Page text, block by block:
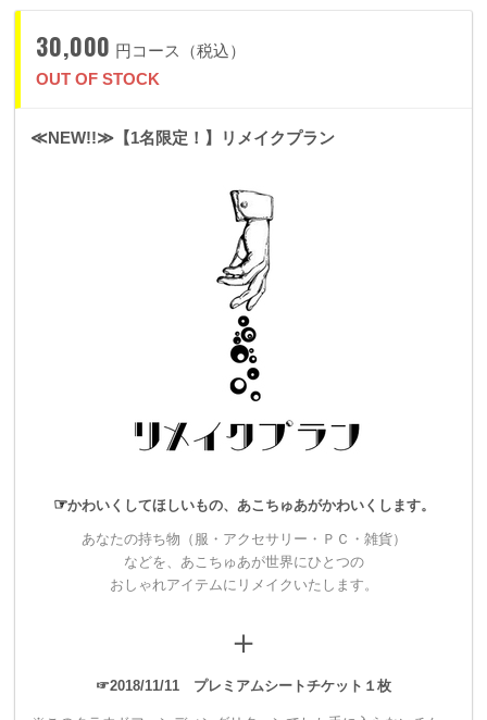
応援してくれるみんなが、私を創造してくださる場所。
それがspoon+にとってのワンマンショーです。
そして私が私であるために、私はクリエイティブし続けます。
それ以外に私ができることはないです。
宇宙も愛情も、恥じらいも怒りも全部見せます！
絶対スペクタクル！超超超めくるめく感情ゆさぶる夜にするこ
◢◤◢◤◢◤◢◤◢◤◢◤◢◤◢◤
■spoon+ワンマンショーとは…
ワンマンショーは2010年春からspoon+を始動させて以来、8年
間で4回しか開催していません。
30,000 円コース（税込）
OUT OF STOCK
≪NEW!!≫【1名限定！】リメイクプラン
☞かわいくしてほしいもの、あこちゅあがかわいくします。
あなたの持ち物（服・アクセサリー・ＰＣ・雑貨）
などを、あこちゅあが世界にひとつの
おしゃれアイテムにリメイクいたします。
＋
☞2018/11/11 プレミアムシートチケット１枚